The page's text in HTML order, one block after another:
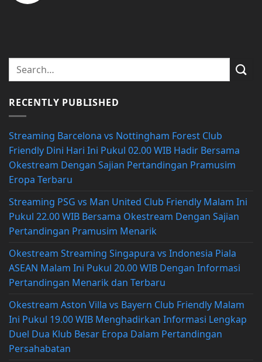
RECENTLY PUBLISHED
Streaming Barcelona vs Nottingham Forest Club
Friendly Dini Hari Ini Pukul 02.00 WIB Hadir Bersama
Okestream Dengan Sajian Pertandingan Pramusim
Eropa Terbaru
Streaming PSG vs Man United Club Friendly Malam Ini
Pukul 22.00 WIB Bersama Okestream Dengan Sajian
Pertandingan Pramusim Menarik
Okestream Streaming Singapura vs Indonesia Piala
ASEAN Malam Ini Pukul 20.00 WIB Dengan Informasi
Pertandingan Menarik dan Terbaru
Okestream Aston Villa vs Bayern Club Friendly Malam
Ini Pukul 19.00 WIB Menghadirkan Informasi Lengkap
Duel Dua Klub Besar Eropa Dalam Pertandingan
Persahabatan